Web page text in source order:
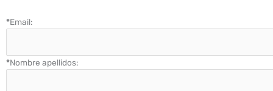
*Email:
*Nombre apellidos: